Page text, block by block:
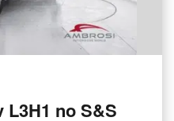
L3H1 no S&S